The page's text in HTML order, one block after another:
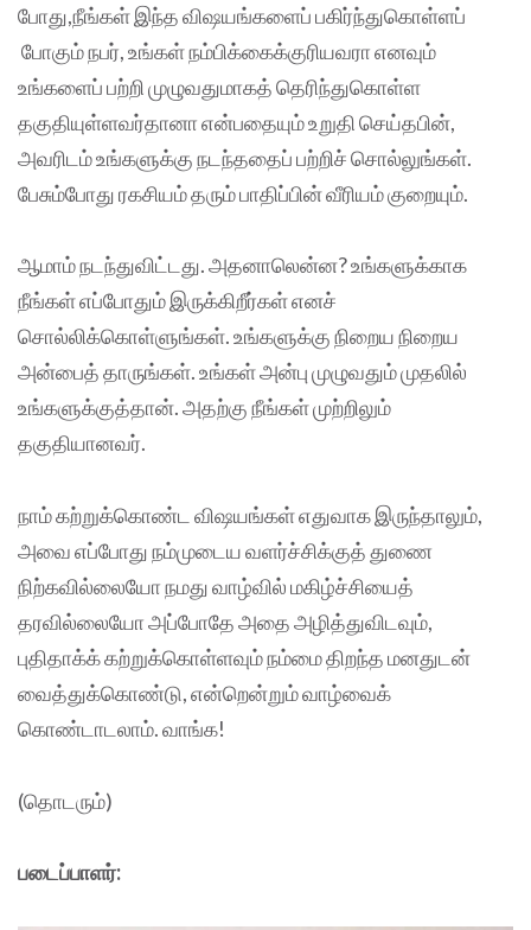
போது,நீங்கள் இந்த விஷயங்களைப் பகிர்ந்துகொள்ளப்
போகும் நபர், உங்கள் நம்பிக்கைக்குரியவரா எனவும்
உங்களைப் பற்றி முழுவதுமாகத் தெரிந்துகொள்ள
தகுதியுள்ளவர்தானா என்பதையும் உறுதி செய்தபின்,
அவரிடம் உங்களுக்கு நடந்ததைப் பற்றிச் சொல்லுங்கள்.
பேசும்போது ரகசியம் தரும் பாதிப்பின் வீரியம் குறையும்.
ஆமாம் நடந்துவிட்டது. அதனாலென்ன? உங்களுக்காக
நீங்கள் எப்போதும் இருக்கிறீர்கள் எனச்
சொல்லிக்கொள்ளுங்கள். உங்களுக்கு நிறைய நிறைய
அன்பைத் தாருங்கள். உங்கள் அன்பு முழுவதும் முதலில்
உங்களுக்குத்தான். அதற்கு நீங்கள் முற்றிலும்
தகுதியானவர்.
நாம் கற்றுக்கொண்ட விஷயங்கள் எதுவாக இருந்தாலும்,
அவை எப்போது நம்முடைய வளர்ச்சிக்குத் துணை
நிற்கவில்லையோ நமது வாழ்வில் மகிழ்ச்சியைத்
தரவில்லையோ அப்போதே அதை அழித்துவிடவும்,
புதிதாக்க் கற்றுக்கொள்ளவும் நம்மை திறந்த மனதுடன்
வைத்துக்கொண்டு, என்றென்றும் வாழ்வைக்
கொண்டாடலாம். வாங்க!
(தொடரும்)
படைப்பாளர்: